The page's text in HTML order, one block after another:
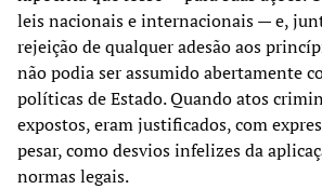
leis nacionais e internacionais — e,
rejeição de qualquer adesão aos
não podia ser assumido abertamente
políticas de Estado. Quando atos
expostos, eram justificados, com
pesar, como desvios infelizes da
normas legais.